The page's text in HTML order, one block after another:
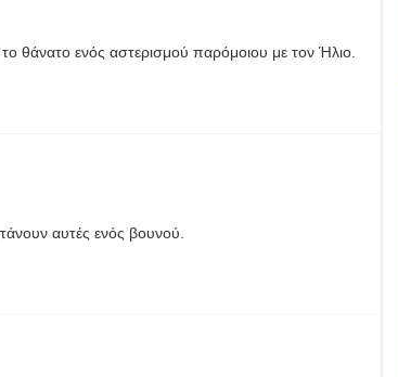
θάνατο ενός αστερισμού παρόμοιου με τον Ήλιο.
αυτές ενός βουνού.